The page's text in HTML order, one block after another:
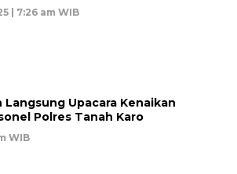
| 7:26 am WIB
Langsung Upacara Kenaikan
Polres Tanah Karo
WIB